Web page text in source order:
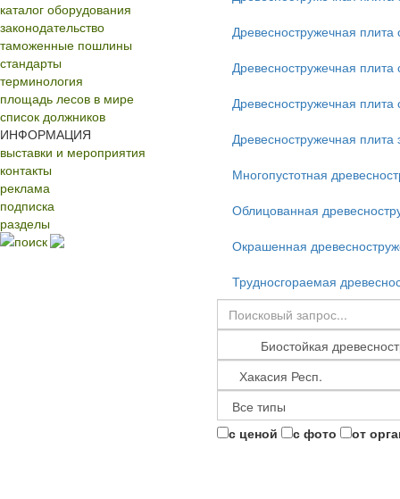
каталог оборудования
законодательство
таможенные пошлины
стандарты
терминология
площадь лесов в мире
список должников
ИНФОРМАЦИЯ
выставки и мероприятия
контакты
реклама
подписка
разделы
поиск
Древесностружечная плита
Древесностружечная
Древесностружечная
Древесностружечная плита
Многопустотная
Облицованная
Окрашенная
Трудносгораемая
с ценой с фото от